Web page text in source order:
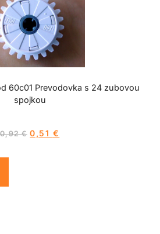
60c01 Prevodovka s 24 zubovou
spojkou
0,92€ 0,51 €